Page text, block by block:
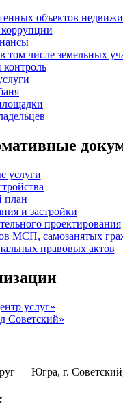
объектов
числе земельных
услуги
план
и застройки
проектирования
МСП, самозанятых
правовых актов
услуг»
Советский»
— Югра, г.